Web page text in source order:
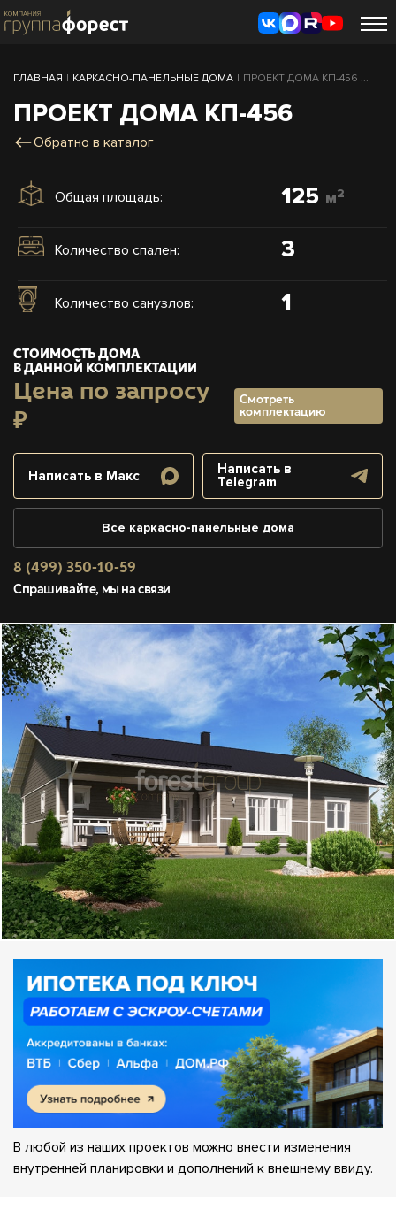
ГЛАВНАЯ | КАРКАСНО-ПАНЕЛЬНЫЕ ДОМА | ПРОЕКТ ДОМА КП-456 ...
ПРОЕКТ ДОМА КП-456
Обратно в каталог
Общая площадь: 125 м2
Количество спален: 3
Количество санузлов: 1
СТОИМОСТЬ ДОМА
В ДАННОЙ КОМПЛЕКТАЦИИ
Цена по запросу
₽
Смотреть
комплектацию
Написать в Макс
Написать в
Telegram
Все каркасно-панельные дома
8 (499) 350-10-59
Спрашивайте, мы на связи
В любой из наших проектов можно внести изменения
внутренней планировки и дополнений к внешнему ввиду.